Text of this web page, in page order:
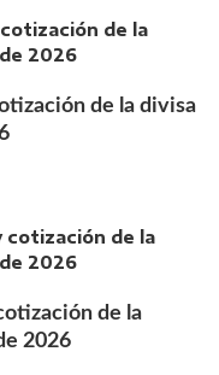
de la divisa
de la
2026